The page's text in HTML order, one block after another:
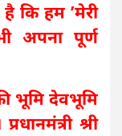
कि हम ’मेरी
अपना पूर्ण
भूमि देवभूमि
श्री